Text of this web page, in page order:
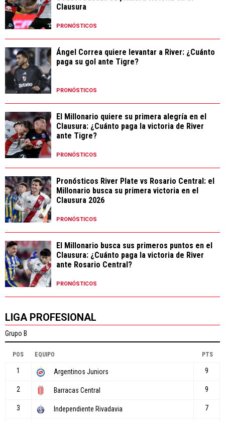
Clausura
PRONÓSTICOS
Ángel Correa quiere levantar a River: ¿Cuánto
paga su gol ante Tigre?
PRONÓSTICOS
El Millonario quiere su primera alegría en el
Clausura: ¿Cuánto paga la victoria de River
ante Tigre?
PRONÓSTICOS
Pronósticos River Plate vs Rosario Central: el
Millonario busca su primera victoria en el
Clausura 2026
PRONÓSTICOS
El Millonario busca sus primeros puntos en el
Clausura: ¿Cuánto paga la victoria de River
ante Rosario Central?
PRONÓSTICOS
LIGA PROFESIONAL